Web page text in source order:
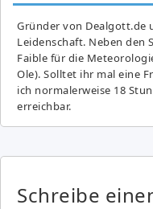
Gründer von Dealgott.de
Leidenschaft. Neben den
Fai­ble für die
Ole). Solltet ihr mal eine
ich normalerweise 18
erreichbar.
Schreibe